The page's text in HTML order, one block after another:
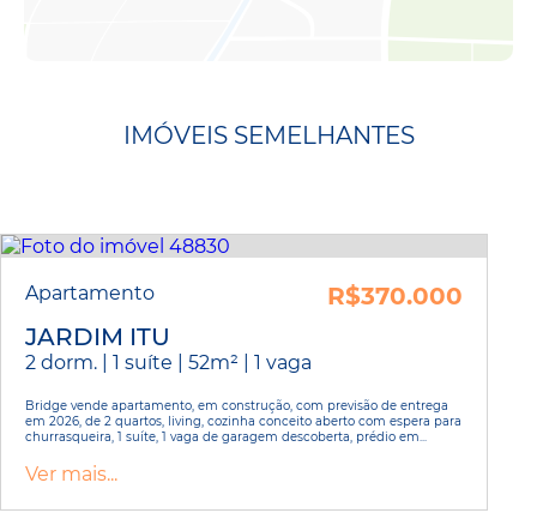
IMÓVEIS SEMELHANTES
Apartamento
R$370.000
JARDIM ITU
2 dorm. | 1 suíte | 52m² | 1 vaga
Bridge vende apartamento, em construção, com previsão de entrega
em 2026, de 2 quartos, living, cozinha conceito aberto com espera para
churrasqueira, 1 suíte, 1 vaga de garagem descoberta, prédio em...
Ver mais...